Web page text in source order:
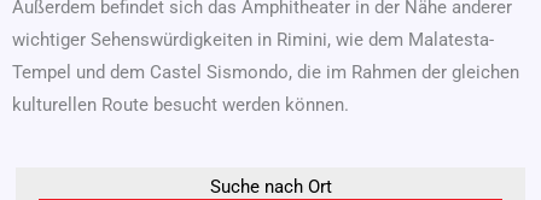
Außerdem befindet sich das Amphitheater in der Nähe anderer
wichtiger Sehenswürdigkeiten in Rimini, wie dem Malatesta-
Tempel und dem Castel Sismondo, die im Rahmen der gleichen
kulturellen Route besucht werden können.
Suche nach Ort